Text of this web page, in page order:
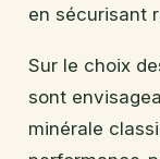
en sécurisant
Sur le choix
sont
minérale